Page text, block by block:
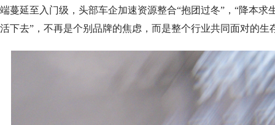
端蔓延至入门级，头部车企加速资源整合“抱团过冬”，“降本求
活下去”，不再是个别品牌的焦虑，而是整个行业共同面对的生